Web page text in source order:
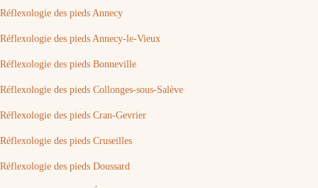
Réflexologie des pieds Annecy
Réflexologie des pieds Annecy-le-Vieux
Réflexologie des pieds Bonneville
Réflexologie des pieds Collonges-sous-Salève
Réflexologie des pieds Cran-Gevrier
Réflexologie des pieds Cruseilles
Réflexologie des pieds Doussard